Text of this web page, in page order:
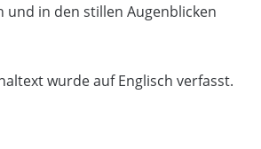
und in den stillen Augenblicken
wurde auf Englisch verfasst.